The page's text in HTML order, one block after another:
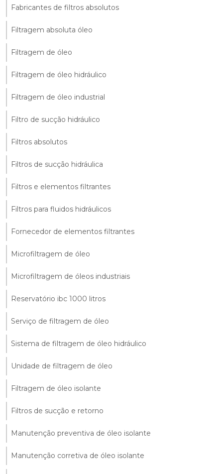
Fabricantes de filtros absolutos
Filtragem absoluta óleo
Filtragem de óleo
Filtragem de óleo hidráulico
Filtragem de óleo industrial
Filtro de sucção hidráulico
Filtros absolutos
Filtros de sucção hidráulica
Filtros e elementos filtrantes
Filtros para fluidos hidráulicos
Fornecedor de elementos filtrantes
Microfiltragem de óleo
Microfiltragem de óleos industriais
Reservatório ibc 1000 litros
Serviço de filtragem de óleo
Sistema de filtragem de óleo hidráulico
Unidade de filtragem de óleo
Filtragem de óleo isolante
Filtros de sucção e retorno
Manutenção preventiva de óleo isolante
Manutenção corretiva de óleo isolante